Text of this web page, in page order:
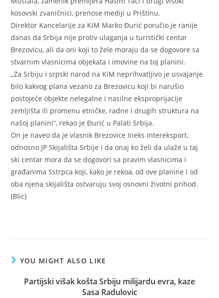
kosovski zvaničnici, prenose mediji u Prištinu.
Direktor Kancelarije za KiM Marko Đurić poručio je ranije
danas da Srbija nije protiv ulaganja u turistički centar
Brezovicu, ali da oni koji to žele moraju da se dogovore sa
stvarnim vlasnicima objekata i imovine na toj planini.
„Za Srbiju i srpski narod na KiM neprihvatljivo je usvajanje
bilo kakvog plana vezano za Brezovicu koji bi narušio
postojeće objekte nelegalne i nasilne eksproprijacije
zemljišta ili promenu etničke, radne i drugih struktura na
našoj planini“, rekao je Đurić u Palati Srbija.
On je naveo da je vlasnik Brezovice Ineks Intereksport,
odnosno JP Skijališta Srbije i da onaj ko želi da ulaže u taj
ski centar mora da se dogovori sa pravim vlasnicima i
građanima Sstrpca koji, kako je rekoa, od ove planine i od
oba njena skijališta ostvaruju svoj osnovni životni prihod.
(Blic)
YOU MIGHT ALSO LIKE
Partijski višak košta Srbiju milijardu evra, kaze
Sasa Radulovic